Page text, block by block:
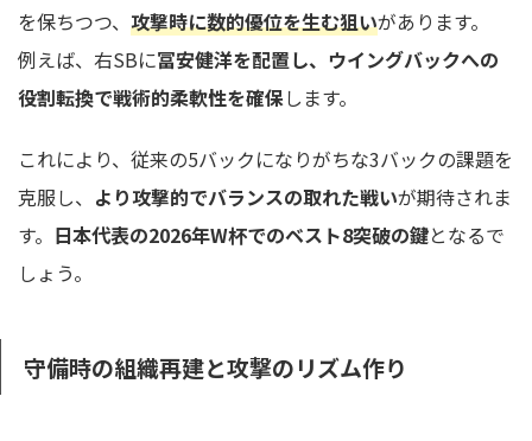
を保ちつつ、 攻撃時に数的優位を生む狙いがあります。
例えば、右SBに冨安健洋を配置し、ウイングバックへの
役割転換で戦術的柔軟性を確保します。
これにより、従来の5バックになりがちな3バックの課題を
克服し、 より攻撃的でバランスの取れた戦いが期待されま
す。 日本代表の2026年W杯でのベスト8突破の鍵となるで
しょう。
守備時の組織再建と攻撃のリズム作り